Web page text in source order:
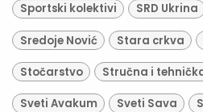
Sportski kolektivi SRD Ukrina
Sredoje Nović Stara crkva
Stočarstvo Stručna i
Sveti Avakum Sveti Sava